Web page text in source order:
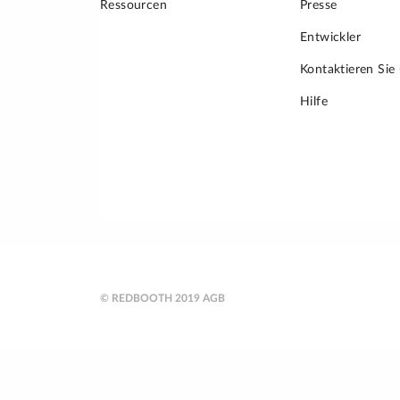
Ressourcen Presse
Entwickler
Kontaktieren Sie
Hilfe
© REDBOOTH 2019 AGB